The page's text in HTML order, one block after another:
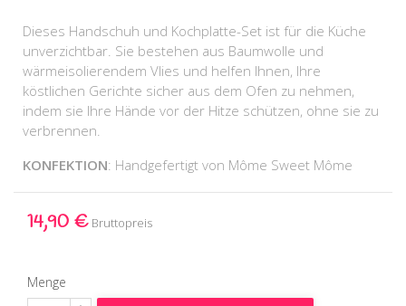
Dieses Handschuh und Kochplatte-Set ist für die Küche
unverzichtbar. Sie bestehen aus Baumwolle und
wärmeisolierendem Vlies und helfen Ihnen, Ihre
köstlichen Gerichte sicher aus dem Ofen zu nehmen,
indem sie Ihre Hände vor der Hitze schützen, ohne sie zu
verbrennen.
KONFEKTION: Handgefertigt von Môme Sweet Môme
14,90 € Bruttopreis
Menge